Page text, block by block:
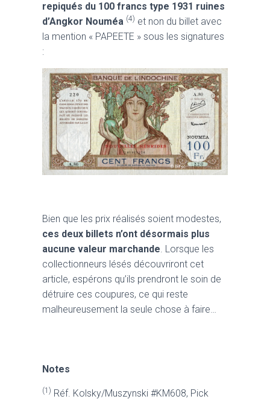
repiqués du 100 francs type 1931 ruines
d’Angkor Nouméa (4) et non du billet avec
la mention « PAPEETE » sous les signatures
:
Bien que les prix réalisés soient modestes,
ces deux billets n’ont désormais plus
aucune valeur marchande . Lorsque les
collectionneurs lésés découvriront cet
article, espérons qu’ils prendront le soin de
détruire ces coupures, ce qui reste
malheureusement la seule chose à faire…
Notes
(1) Réf. Kolsky/Muszynski #KM608, Pick